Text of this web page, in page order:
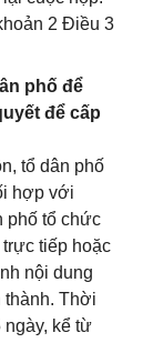
2 Điều 3
phố để
để cấp
tổ dân phố
hợp với
phố tổ chức
trực tiếp hoặc
nội dung
thành. Thời
ngày, kể từ